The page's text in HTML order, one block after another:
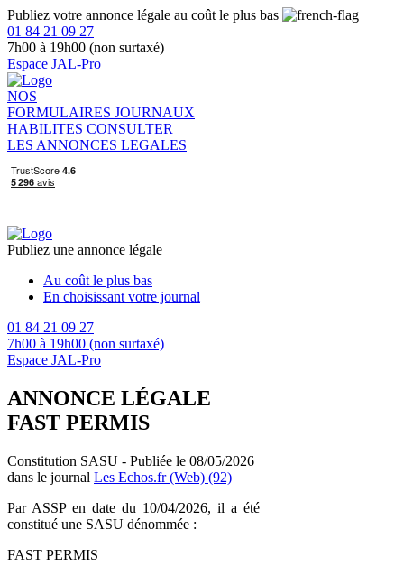
Publiez votre annonce légale au coût le plus bas
01 84 21 09 27
7h00 à 19h00 (non surtaxé)
Espace JAL-Pro
NOS
FORMULAIRES JOURNAUX
HABILITES CONSULTER
LES ANNONCES LEGALES
Publiez une annonce légale
Au coût le plus bas
En choisissant votre journal
01 84 21 09 27
7h00 à 19h00 (non surtaxé)
Espace JAL-Pro
ANNONCE LÉGALE
FAST PERMIS
Constitution SASU - Publiée le 08/05/2026
dans le journal Les Echos.fr (Web) (92)
Par ASSP en date du 10/04/2026, il a été
constitué une SASU dénommée :
FAST PERMIS